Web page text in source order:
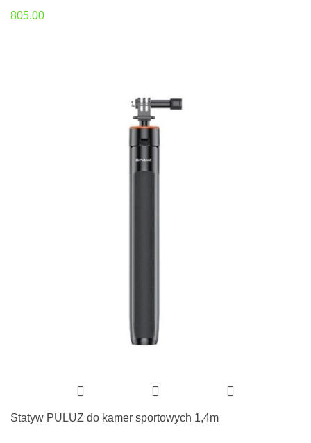
805.00
Statyw PULUZ do kamer sportowych 1,4m